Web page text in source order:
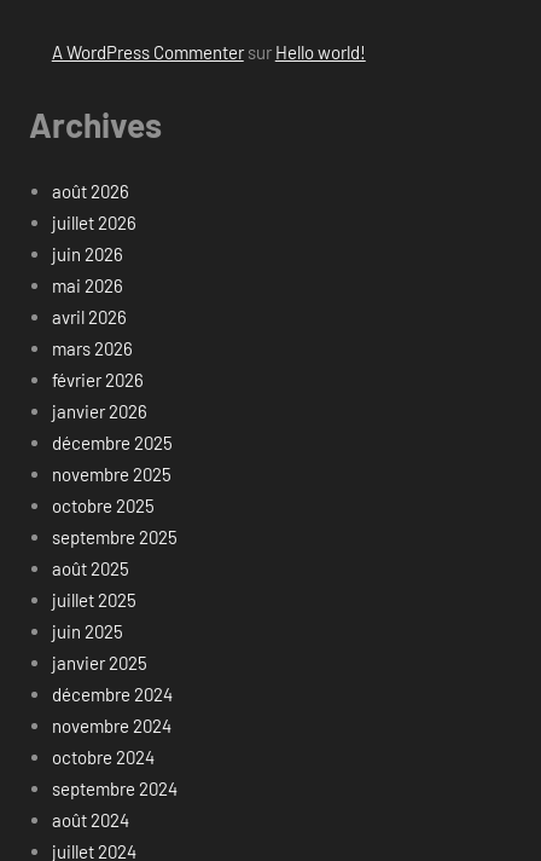
A WordPress Commentersur Hello world!
Archives
août 2026
juillet 2026
juin 2026
mai 2026
avril 2026
mars 2026
février 2026
janvier 2026
décembre 2025
novembre 2025
octobre 2025
septembre 2025
août 2025
juillet 2025
juin 2025
janvier 2025
décembre 2024
novembre 2024
octobre 2024
septembre 2024
août 2024
juillet 2024